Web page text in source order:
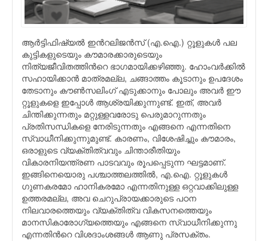
ആർട്ടിഫിഷ്യൽ ഇന്‍റലിജൻസ് (എ.ഐ.) റ്റൂളുകൾ പല
കുട്ടികളുടെയും കൗമാരക്കാരുടെയും
നിത്യജീവിതത്തിന്‍റെ ഭാഗമായിക്കഴിഞ്ഞു. ഹോംവർക്കിൽ
സഹായിക്കാൻ മാത്രമല്ല, ചങ്ങാത്തം കൂടാനും ഉപദേശം
തേടാനും കൗൺസലിംഗ് എടുക്കാനും പോലും അവർ ഈ
റ്റൂളുകളെ ഇപ്പോള്‍ ആശ്രയിക്കുന്നുണ്ട്. ഇത്, അവർ
ചിന്തിക്കുന്നതും മറ്റുള്ളവരോടു പെരുമാറുന്നതും
പ്രതിസന്ധികളെ നേരിടുന്നതും എങ്ങനെ എന്നതിനെ
സ്വാധീനിക്കുന്നുമുണ്ട്. കാരണം, വിശേഷിച്ചും കൗമാരം,
ഒരാളുടെ വ്യക്തിത്വവും ചിന്താരീതിയും
വികാരനിയന്ത്രണ പാടവവും രൂപപ്പെടുന്ന ഘട്ടമാണ്.
ഇങ്ങിനെയൊരു പശ്ചാത്തലത്തില്‍, എ.ഐ. റ്റൂളുകൾ
ഗുണകരമോ ഹാനികരമോ എന്നതിനുള്ള ഒറ്റവാക്കിലുള്ള
ഉത്തരമല്ല, അവ ചെറുപ്രായക്കാരുടെ പഠന
നിലവാരത്തെയും വ്യക്തിത്വ വികസനത്തെയും
മാനസികാരോഗ്യത്തെയും എങ്ങനെ സ്വാധീനിക്കുന്നു
എന്നതിന്‍റെ വിശദാംശങ്ങള്‍ ആണു പ്രസക്തം.